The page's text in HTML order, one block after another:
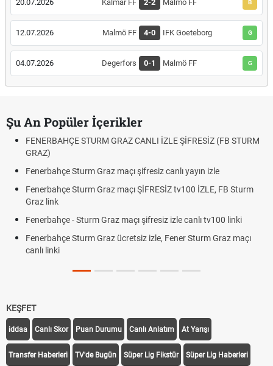
20.07.2026 Kalmar FF 2-2 Malmö FF B
12.07.2026 Malmö FF 4-0 IFK Goeteborg G
04.07.2026 Degerfors 0-1 Malmö FF G
Şu An Popüler İçerikler
FENERBAHÇE STURM GRAZ CANLI İZLE ŞİFRESİZ (FB STURM
GRAZ)
Fenerbahçe Sturm Graz maçı şifresiz canlı yayın izle
Fenerbahçe Sturm Graz maçı ŞİFRESİZ tv100 İZLE, FB Sturm
Graz link
Fenerbahçe - Sturm Graz maçı şifresiz izle canlı tv100 linki
Fenerbahçe Sturm Graz ücretsiz izle, Fener Sturm Graz maçı
canlı linki
KEŞFET
iddaa Canlı Skor Puan Durumu Canlı Anlatım At Yarışı
Transfer Haberleri TV'de Bugün Süper Lig Fikstür Süper Lig Haberleri